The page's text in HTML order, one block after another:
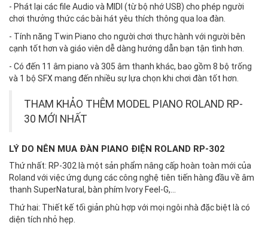
- Phát lại các file Audio và MIDI (từ bộ nhớ USB) cho phép người
chơi thưởng thức các bài hát yêu thích thông qua loa đàn.
- Tính năng Twin Piano cho người chơi thực hành với người bên
cạnh tốt hơn và giáo viên dễ dàng hướng dẫn bạn tận tình hơn.
- Có đến 11 âm piano và 305 âm thanh khác, bao gồm 8 bộ trống
và 1 bộ SFX mang đến nhiều sự lựa chọn khi chơi đàn tốt hơn.
THAM KHẢO THÊM MODEL PIANO ROLAND RP-
30 MỚI NHẤT
LÝ DO NÊN MUA ĐÀN PIANO ĐIỆN ROLAND RP-302
Thứ nhất: RP-302 là một sản phẩm nâng cấp hoàn toàn mới của
Roland với việc ứng dụng các công nghệ tiên tiến hàng đầu về âm
thanh SuperNatural, bàn phím Ivory Feel-G,...
Thứ hai: Thiết kế tối giản phù hợp với mọi ngôi nhà đặc biệt là có
diện tích nhỏ hẹp.